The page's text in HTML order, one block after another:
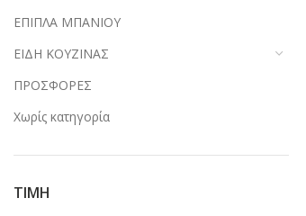
ΕΠΙΠΛΑ ΜΠΑΝΙΟΥ
ΕΙΔΗ ΚΟΥΖΙΝΑΣ
ΠΡΟΣΦΟΡΕΣ
Χωρίς κατηγορία
ΤΙΜΗ